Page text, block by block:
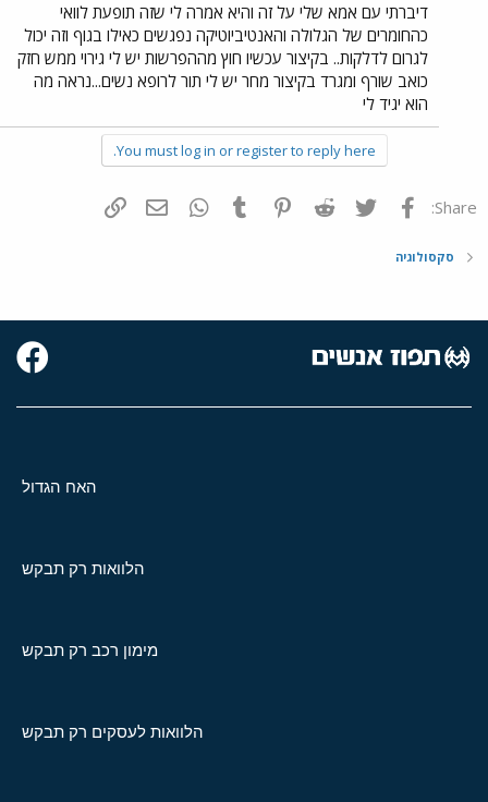
דיברתי עם אמא שלי על זה והיא אמרה לי שזה תופעת לוואי
כהחומרים של הגלולה והאנטיביוטיקה נפגשים כאילו בגוף וזה יכול
לגרום לדלקות.. בקיצור עכשיו חוץ מההפרשות יש לי גירוי ממש חזק
כואב שורף ומגרד בקיצור מחר יש לי תור לרופא נשים...נראה מה
הוא יגיד לי
You must log in or register to reply here.
Share: פייסבוק Twitter
Reddit
Pinterest
Tumblr
WhatsAppדואר אלקטרוני
סקסולוגיה
האח הגדול
הלוואות רק תבקש
מימון רכב רק תבקש
הלוואות לעסקים רק תבקש